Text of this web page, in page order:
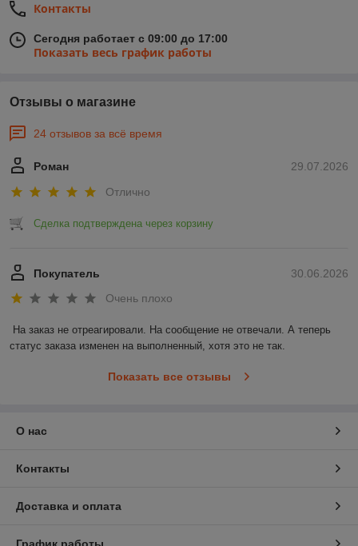
Контакты
Сегодня работает с 09:00 до 17:00
Показать весь график работы
Отзывы о магазине
24 отзывов за всё время
29.07.2026
Роман
Отлично
Сделка подтверждена через корзину
30.06.2026
Покупатель
Очень плохо
На заказ не отреагировали. На сообщение не отвечали. А теперь
статус заказа изменен на выполненный, хотя это не так.
Показать все отзывы
О нас
Контакты
Доставка и оплата